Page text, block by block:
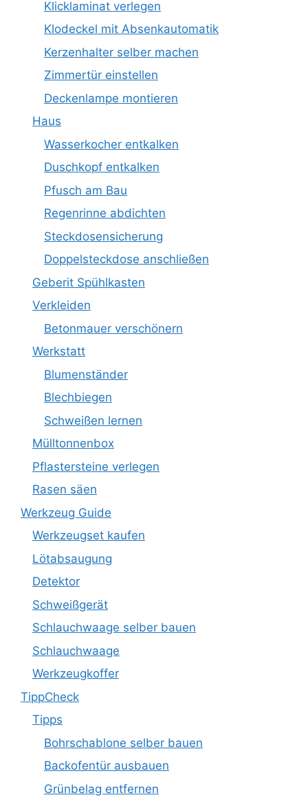
Klicklaminat verlegen
Klodeckel mit Absenkautomatik
Kerzenhalter selber machen
Zimmertür einstellen
Deckenlampe montieren
Haus
Wasserkocher entkalken
Duschkopf entkalken
Pfusch am Bau
Regenrinne abdichten
Steckdosensicherung
Doppelsteckdose anschließen
Geberit Spühlkasten
Verkleiden
Betonmauer verschönern
Werkstatt
Blumenständer
Blechbiegen
Schweißen lernen
Mülltonnenbox
Pflastersteine verlegen
Rasen säen
Werkzeug Guide
Werkzeugset kaufen
Lötabsaugung
Detektor
Schweißgerät
Schlauchwaage selber bauen
Schlauchwaage
Werkzeugkoffer
TippCheck
Tipps
Bohrschablone selber bauen
Backofentür ausbauen
Grünbelag entfernen